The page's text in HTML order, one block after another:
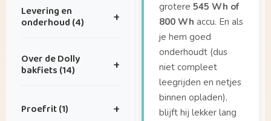
een leuke
foto’s die ik met jullie
Levering en
onderhoud (4) +
inplannen?
nodig?
Over de Dolly
bakfiets (14) +
eigenlijk?
Proefrit (1) +
grotere545 Wh of
800 Whaccu. En als
je hem goed
onderhoudt (dus
niet compleet
leegrijden en netjes
binnen opladen),
blijft hij lekker lang